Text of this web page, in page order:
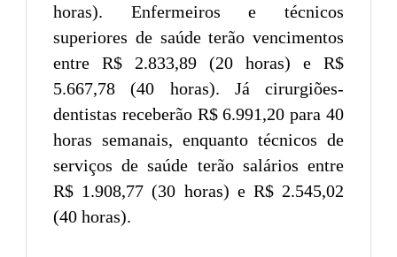
horas). Enfermeiros e técnicos
superiores de saúde terão vencimentos
entre R$ 2.833,89 (20 horas) e R$
5.667,78 (40 horas). Já cirurgiões-
dentistas receberão R$ 6.991,20 para 40
horas semanais, enquanto técnicos de
serviços de saúde terão salários entre
R$ 1.908,77 (30 horas) e R$ 2.545,02
(40 horas).